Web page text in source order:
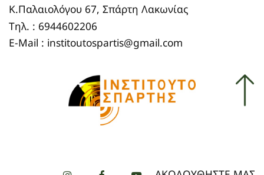
Κ.Παλαιολόγου 67, Σπάρτη Λακωνίας
Τηλ. : 6944602206
E-Mail : institoutospartis@gmail.com